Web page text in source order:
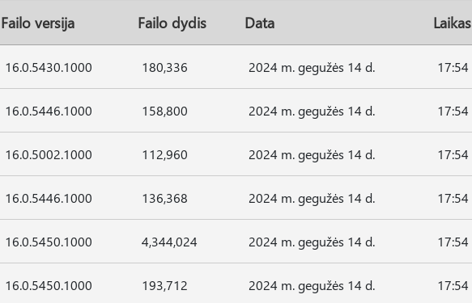
Failo versija Failo dydis Data Laikas
16.0.5430.1000 180,336 2024 m. gegužės 14 d. 17:54
16.0.5446.1000 158,800 2024 m. gegužės 14 d. 17:54
16.0.5002.1000 112,960 2024 m. gegužės 14 d. 17:54
16.0.5446.1000 136,368 2024 m. gegužės 14 d. 17:54
16.0.5450.1000 4,344,024 2024 m. gegužės 14 d. 17:54
16.0.5450.1000 193,712 2024 m. gegužės 14 d. 17:54